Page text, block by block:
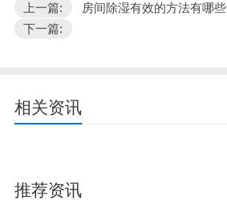
上一篇:
房间除湿有效的方法有哪些
下一篇:
相关资讯
推荐资讯